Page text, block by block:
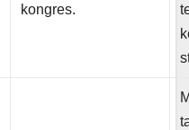
kongres.